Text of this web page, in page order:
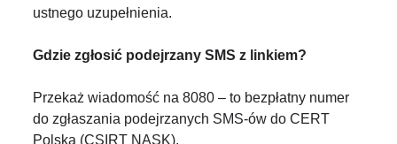
ustnego uzupełnienia.
Gdzie zgłosić podejrzany SMS z linkiem?
Przekaż wiadomość na 8080 – to bezpłatny numer
do zgłaszania podejrzanych SMS-ów do CERT
Polska (CSIRT NASK).